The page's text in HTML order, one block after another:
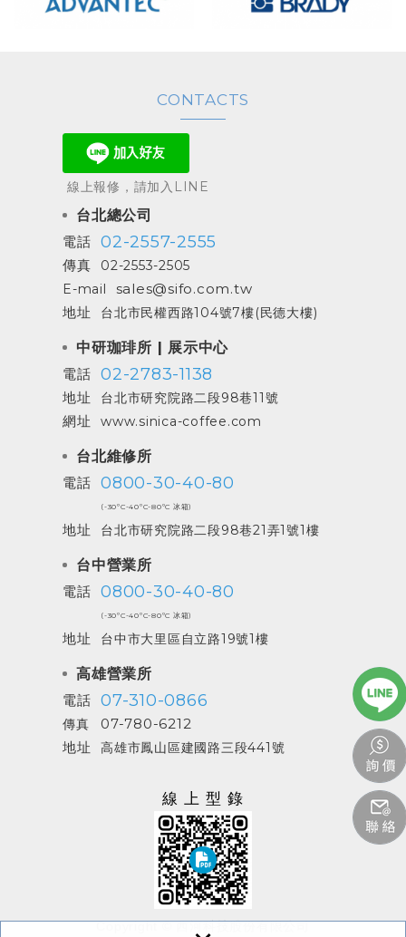
CONTACTS
線上報修，請加入LINE
台北總公司
電話 02-2557-2555
傳真
02-2553-2505
E-mail
sales@sifo.com.tw
地址
台北市民權西路104號7樓(民德大樓)
中研珈琲所 | 展示中心
電話 02-2783-1138
地址 台北市研究院路二段98巷11號
網址 www.sinica-coffee.com
台北維修所
電話 0800-30-40-80
(-30ºC-40ºC-80ºC 冰箱)
地址 台北市研究院路二段98巷21弄1號1樓
台中營業所
電話 0800-30-40-80
(-30ºC-40ºC-80ºC 冰箱)
地址 台中市大里區自立路19號1樓
高雄營業所
電話 07-310-0866
傳真
07-780-6212
地址
高雄市鳳山區建國路三段441號
線上型錄
Copyright © 西河科技股份有限公司